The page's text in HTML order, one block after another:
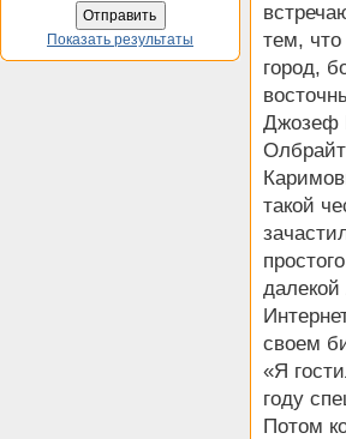
Показать результаты
тем,
город,
Джозеф
такой
своем
«Я
году
Потом